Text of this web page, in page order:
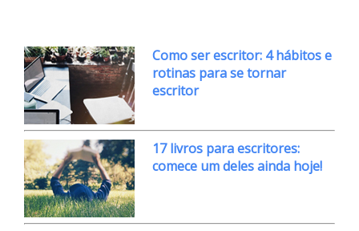
Como ser escritor: 4 hábitos e
rotinas para se tornar
escritor
17 livros para escritores:
comece um deles ainda hoje!